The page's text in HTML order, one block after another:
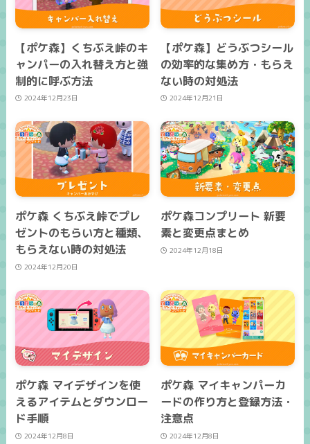
【ポケ森】くちぶえ峠のキ
ャンパーの入れ替え方と強
制的に呼ぶ方法
2024年12月23日
【ポケ森】どうぶつシール
の効率的な集め方・もらえ
ない時の対処法
2024年12月21日
ポケ森 くちぶえ峠でプレ
ゼントのもらい方と種類、
もらえない時の対処法
2024年12月20日
ポケ森コンプリート 新要
素と変更点まとめ
2024年12月18日
ポケ森 マイデザインを使
えるアイテムとダウンロー
ド手順
2024年12月8日
ポケ森 マイキャンパーカ
ードの作り方と登録方法・
注意点
2024年12月8日